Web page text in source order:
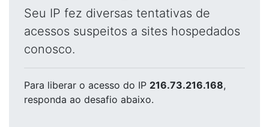
Seu IP fez diversas tentativas de
acessos suspeitos a sites hospedados
conosco.
Para liberar o acesso do IP 216.73.216.168,
responda ao desafio abaixo.